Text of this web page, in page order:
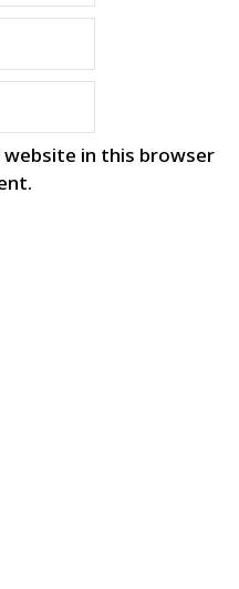
website in this browser